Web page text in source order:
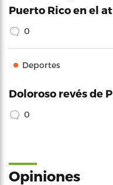
Puerto Rico en el
0
Deportes
Doloroso revés de
0
Opiniones